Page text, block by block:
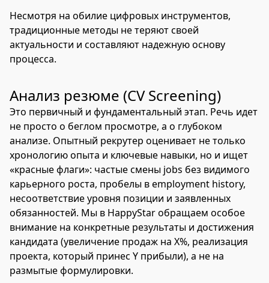
Несмотря на обилие цифровых инструментов,
традиционные методы не теряют своей
актуальности и составляют надежную основу
процесса.
Анализ резюме (CV Screening)
Это первичный и фундаментальный этап. Речь идет
не просто о беглом просмотре, а о глубоком
анализе. Опытный рекрутер оценивает не только
хронологию опыта и ключевые навыки, но и ищет
«красные флаги»: частые смены jobs без видимого
карьерного роста, пробелы в employment history,
несоответствие уровня позиции и заявленных
обязанностей. Мы в HappyStar обращаем особое
внимание на конкретные результаты и достижения
кандидата (увеличение продаж на X%, реализация
проекта, который принес Y прибыли), а не на
размытые формулировки.